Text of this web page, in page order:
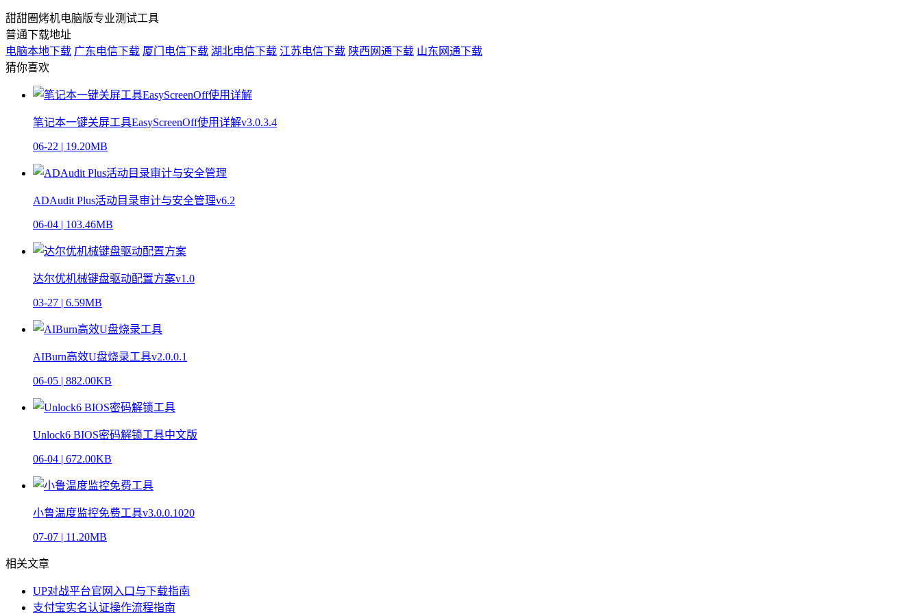
甜甜圈烤机电脑版专业测试工具
普通下载地址
电脑本地下载 广东电信下载 厦门电信下载 湖北电信下载 江苏电信下载 陕西网通下载 山东网通下载
猜你喜欢
笔记本一键关屏工具EasyScreenOff使用详解v3.0.3.4
06-22 | 19.20MB
ADAudit Plus活动目录审计与安全管理v6.2
06-04 | 103.46MB
达尔优机械键盘驱动配置方案v1.0
03-27 | 6.59MB
AIBurn高效U盘烧录工具v2.0.0.1
06-05 | 882.00KB
Unlock6 BIOS密码解锁工具中文版
06-04 | 672.00KB
小鲁温度监控免费工具v3.0.0.1020
07-07 | 11.20MB
相关文章
UP对战平台官网入口与下载指南
支付宝实名认证操作流程指南